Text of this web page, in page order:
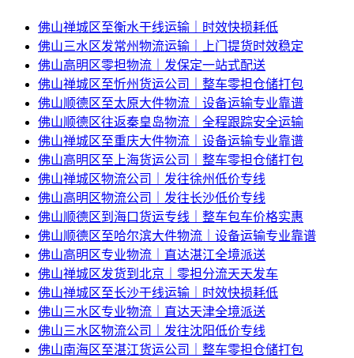
佛山禅城区至衡水干线运输｜时效快损耗低
佛山三水区发常州物流运输｜上门提货时效稳定
佛山高明区零担物流｜发保定一站式配送
佛山禅城区至忻州货运公司｜整车零担仓储打包
佛山顺德区至太原大件物流｜设备运输专业靠谱
佛山顺德区往返秦皇岛物流｜全程跟踪安全运输
佛山禅城区至重庆大件物流｜设备运输专业靠谱
佛山高明区至上海货运公司｜整车零担仓储打包
佛山禅城区物流公司｜发往徐州低价专线
佛山高明区物流公司｜发往长沙低价专线
佛山顺德区到海口货运专线｜整车包车价格实惠
佛山顺德区至哈尔滨大件物流｜设备运输专业靠谱
佛山高明区专业物流｜直达湛江全境派送
佛山禅城区发货到北京｜零担分流天天发车
佛山禅城区至长沙干线运输｜时效快损耗低
佛山三水区专业物流｜直达天津全境派送
佛山三水区物流公司｜发往沈阳低价专线
佛山南海区至湛江货运公司｜整车零担仓储打包